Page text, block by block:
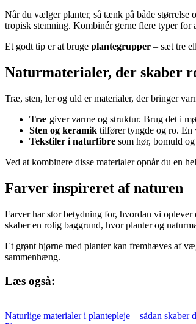
Når du vælger planter, så tænk på både størrelse
tropisk stemning. Kombinér gerne flere typer for
Et godt tip er at bruge plantegrupper – sæt tre
Naturmaterialer, der skaber
Træ, sten, ler og uld er materialer, der bringer
Træ giver varme og struktur. Brug det i
Sten og keramik tilfører tyngde og ro. En
Tekstiler i naturfibre som hør, bomuld
Ved at kombinere disse materialer opnår du en
Farver inspireret af naturen
Farver har stor betydning for, hvordan vi
skaber en rolig baggrund, hvor planter og
Et grønt hjørne med planter kan fremhæves af
sammenhæng.
Læs også:
Naturlige materialer i plantepleje – sådan